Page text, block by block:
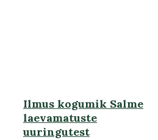
Ilmus kogumik Salme
laevamatuste
uuringutest